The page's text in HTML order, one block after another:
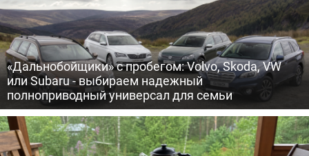
«Дальнобойщики» с пробегом: Volvo, Skoda, VW
или Subaru - выбираем надежный
полноприводный универсал для семьи